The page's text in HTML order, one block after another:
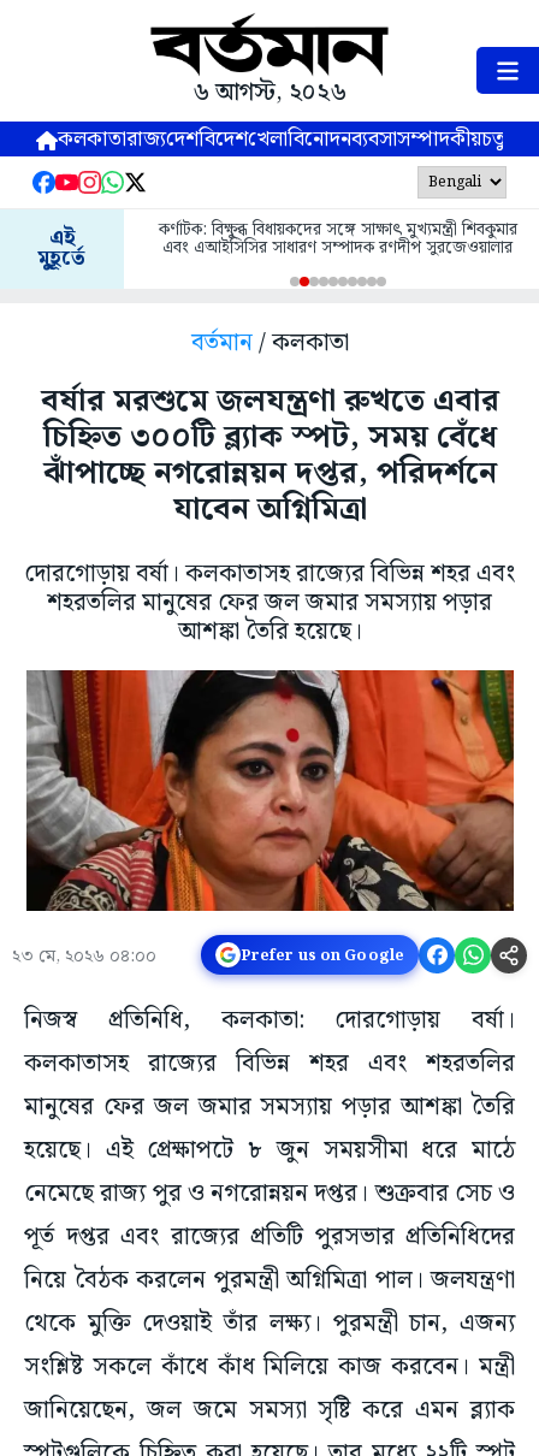
৬ আগস্ট, ২০২৬
কলকাতারাজ্যদেশবিদেশখেলাবিনোদনব্যবসাসম্পাদকীয়
এই
মুহূর্তে
কর্ণাটক: বিক্ষুব্ধ বিধায়কদের সঙ্গে সাক্ষাৎ মুখ্যমন্ত্রী শিবকুমার
এবং এআইসিসির সাধারণ সম্পাদক রণদীপ সুরজেওয়ালার
বর্তমান/ কলকাতা
বর্ষার মরশুমে জলযন্ত্রণা রুখতে এবার
চিহ্নিত ৩০০টি ব্ল্যাক স্পট, সময় বেঁধে
ঝাঁপাচ্ছে নগরোন্নয়ন দপ্তর, পরিদর্শনে
যাবেন অগ্নিমিত্রা
দোরগোড়ায় বর্ষা। কলকাতাসহ রাজ্যের বিভিন্ন শহর এবং
শহরতলির মানুষের ফের জল জমার সমস্যায় পড়ার
আশঙ্কা তৈরি হয়েছে।
২৩ মে, ২০২৬ ০৪:০০ Prefer us on Google
নিজস্ব প্রতিনিধি, কলকাতা: দোরগোড়ায় বর্ষা।
কলকাতাসহ রাজ্যের বিভিন্ন শহর এবং শহরতলির
মানুষের ফের জল জমার সমস্যায় পড়ার আশঙ্কা তৈরি
হয়েছে। এই প্রেক্ষাপটে ৮ জুন সময়সীমা ধরে মাঠে
নেমেছে রাজ্য পুর ও নগরোন্নয়ন দপ্তর। শুক্রবার সেচ ও
পূর্ত দপ্তর এবং রাজ্যের প্রতিটি পুরসভার প্রতিনিধিদের
নিয়ে বৈঠক করলেন পুরমন্ত্রী অগ্নিমিত্রা পাল। জলযন্ত্রণা
থেকে মুক্তি দেওয়াই তাঁর লক্ষ্য। পুরমন্ত্রী চান, এজন্য
সংশ্লিষ্ট সকলে কাঁধে কাঁধ মিলিয়ে কাজ করবেন। মন্ত্রী
জানিয়েছেন, জল জমে সমস্যা সৃষ্টি করে এমন ব্ল্যাক